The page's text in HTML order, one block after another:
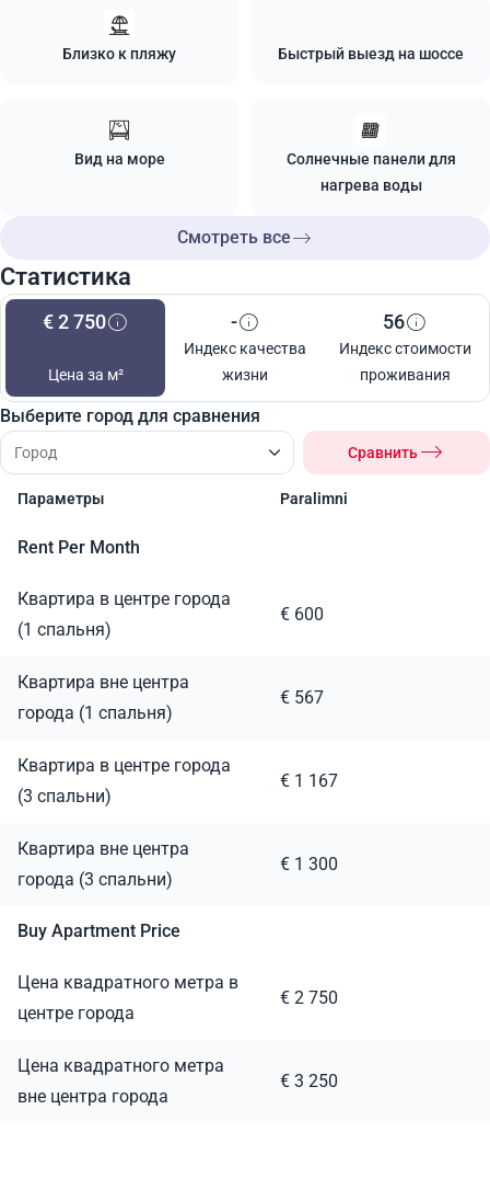
Близко к пляжу Быстрый выезд на шоссе
Вид на море
Солнечные панели для
нагрева воды
Смотреть все
Статистика
€ 2 750
Цена за м²
-
Индекс качества
жизни
56
Индекс стоимости
проживания
Выберите город для сравнения
Сравнить
Параметры Paralimni
Rent Per Month
Квартира в центре города
(1 спальня)
€ 600
Квартира вне центра
города (1 спальня)
€ 567
Квартира в центре города
(3 спальни)
€ 1 167
Квартира вне центра
города (3 спальни)
€ 1 300
Buy Apartment Price
Цена квадратного метра в
центре города
€ 2 750
Цена квадратного метра
вне центра города
€ 3 250